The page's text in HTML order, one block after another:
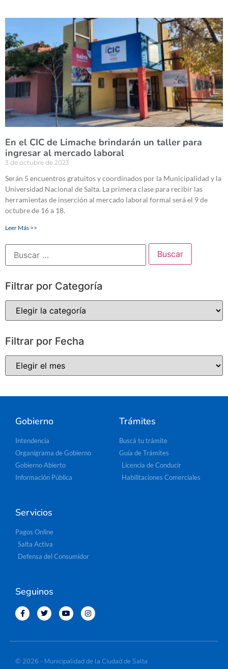
En el CIC de Limache brindarán un taller para
ingresar al mercado laboral
3 de octubre de 2023
Serán 5 encuentros gratuitos y coordinados por la Municipalidad y la
Universidad Nacional de Salta. La primera clase para recibir las
herramientas de inserción al mercado laboral formal será el 9 de
octubre de 16 a 18.
Leer Más >>
Filtrar por Categoría
Filtrar por Fecha
Gobierno
Intendencia
Organigrama de Gobierno
Gobierno Abierto
Información Pública
Trámites
Buscá tu trámite
Guía de Trámites
Licencia de Conducir
Habilitaciones Comerciales
Servicios
Pagos Online
Salta Activa
Defensa del Consumidor
Seguinos
© 2026 - Municipalidad de la Ciudad de Salta